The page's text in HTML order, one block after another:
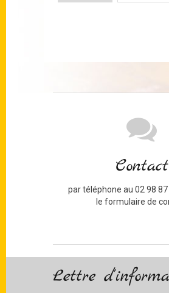
Contact
par téléphone au 02 98
le formulaire de
Lettre